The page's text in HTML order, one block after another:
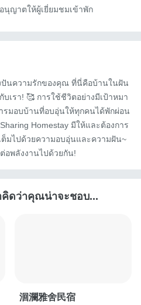
นุญาตให้ผู้เยี่ยมชมเข้าพัก
ปันความรักของคุณ ที่นี่คือบ้านในฝัน
เรา! 🥰 การใช้ชีวิตอย่างมีเป้าหมา
รมอบบ้านที่อบอุ่นให้ทุกคนได้พักผ่อน
Homestay มีให้และต้องการ
มไปด้วยความอบอุ่นและความฝัน~
อพลังงานไปด้วยกัน!
ดว่าคุณน่าจะชอบ...
洄瀾雅舍民宿